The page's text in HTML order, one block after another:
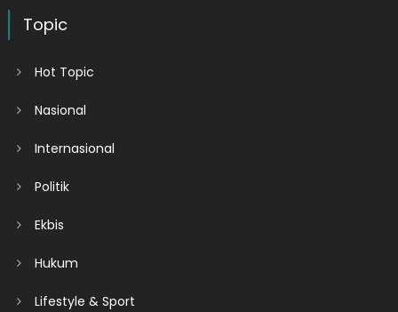
Topic
Hot Topic
Nasional
Internasional
Politik
Ekbis
Hukum
Lifestyle & Sport